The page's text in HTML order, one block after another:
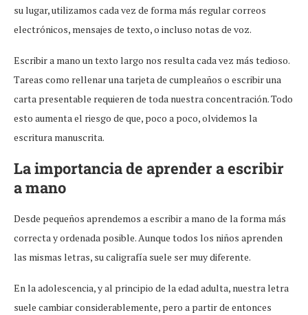
su lugar, utilizamos cada vez de forma más regular correos
electrónicos, mensajes de texto, o incluso notas de voz.
Escribir a mano un texto largo nos resulta cada vez más tedioso.
Tareas como rellenar una tarjeta de cumpleaños o escribir una
carta presentable requieren de toda nuestra concentración. Todo
esto aumenta el riesgo de que, poco a poco, olvidemos la
escritura manuscrita.
La importancia de aprender a escribir
a mano
Desde pequeños aprendemos a escribir a mano de la forma más
correcta y ordenada posible. Aunque todos los niños aprenden
las mismas letras, su caligrafía suele ser muy diferente.
En la adolescencia, y al principio de la edad adulta, nuestra letra
suele cambiar considerablemente, pero a partir de entonces